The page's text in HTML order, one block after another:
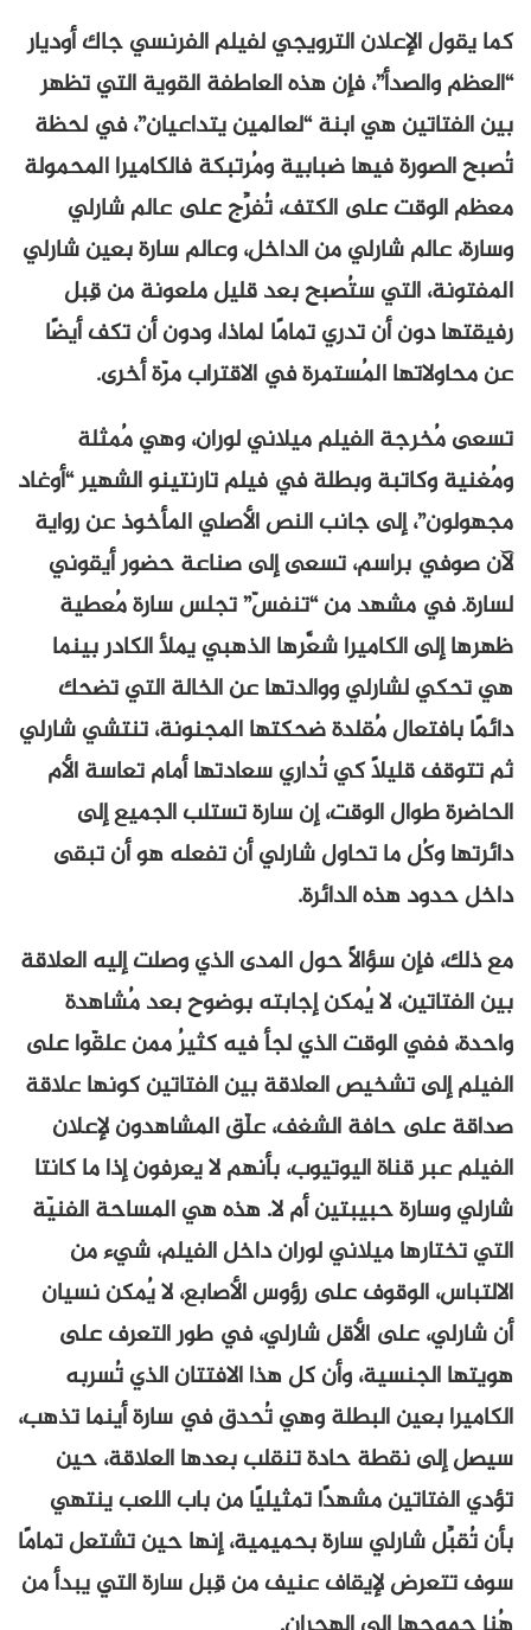
كما يقول الإعلان الترويجي لفيلم الفرنسي جاك أوديار
“العظم والصدأ”، فإن هذه العاطفة القوية التي تظهر
بين الفتاتين هي ابنة “لعالمين يتداعيان”، في لحظة
تُصبح الصورة فيها ضبابية ومُرتبكة فالكاميرا المحمولة
معظم الوقت على الكتف، تُفرِّج على عالم شارلي
وسارة، عالم شارلي من الداخل، وعالم سارة بعين شارلي
المفتونة، التي ستُصبح بعد قليل ملعونة من قِبل
رفيقتها دون أن تدري تمامًا لماذا، ودون أن تكف أيضًا
عن محاولاتها المُستمرة في الاقتراب مرّة أخرى.
تسعى مُخرجة الفيلم ميلاني لوران، وهي مُمثلة
ومُغنية وكاتبة وبطلة في فيلم تارنتينو الشهير “أوغاد
مجهولون”، إلى جانب النص الأصلي المأخوذ عن رواية
لآن صوفي براسم، تسعى إلى صناعة حضور أيقوني
لسارة. في مشهد من “تنفسّ” تجلس سارة مُعطية
ظهرها إلى الكاميرا شعَّرها الذهبي يملأ الكادر بينما
هي تحكي لشارلي ووالدتها عن الخالة التي تضحك
دائمًا بافتعال مُقلدة ضحكتها المجنونة، تنتشي شارلي
ثم تتوقف قليلًا كي تُداري سعادتها أمام تعاسة الأم
الحاضرة طوال الوقت، إن سارة تستلب الجميع إلى
دائرتها وكُل ما تحاول شارلي أن تفعله هو أن تبقى
داخل حدود هذه الدائرة.
مع ذلك، فإن سؤالًا حول المدى الذي وصلت إليه العلاقة
بين الفتاتين، لا يُمكن إجابته بوضوح بعد مُشاهدة
واحدة، ففي الوقت الذي لجأ فيه كثيرُ ممن علقّوا على
الفيلم إلى تشخيص العلاقة بين الفتاتين كونها علاقة
صداقة على حافة الشغف، علّق المشاهدون لإعلان
الفيلم عبر قناة اليوتيوب، بأنهم لا يعرفون إذا ما كانتا
شارلي وسارة حبيبتين أم لا. هذه هي المساحة الفنيّة
التي تختارها ميلاني لوران داخل الفيلم، شيء من
الالتباس، الوقوف على رؤوس الأصابع، لا يُمكن نسيان
أن شارلي، على الأقل شارلي، في طور التعرف على
هويتها الجنسية، وأن كل هذا الافتتان الذي تُسربه
الكاميرا بعين البطلة وهي تُحدق في سارة أينما تذهب،
سيصل إلى نقطة حادة تنقلب بعدها العلاقة، حين
تؤدي الفتاتين مشهدًا تمثيليًا من باب اللعب ينتهي
بأن تُقبِّل شارلي سارة بحميمية، إنها حين تشتعل تمامًا
سوف تتعرض لإيقاف عنيف من قِبل سارة التي يبدأ من